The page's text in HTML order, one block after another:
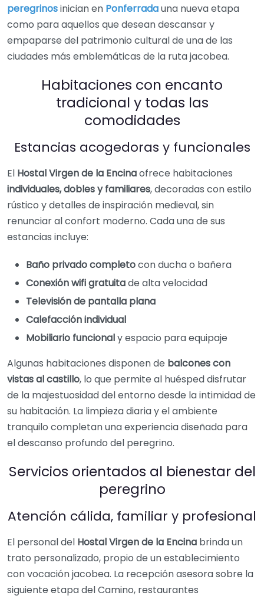
peregrinosinician en Ponferradauna nueva etapa
como para aquellos que desean descansar y
empaparse del patrimonio cultural de una de las
ciudades más emblemáticas de la ruta jacobea.
Habitaciones con encanto
tradicional y todas las
comodidades
Estancias acogedoras y funcionales
El Hostal Virgen de la Encinaofrece habitaciones
individuales, dobles y familiares, decoradas con estilo
rústico y detalles de inspiración medieval, sin
renunciar al confort moderno. Cada una de sus
estancias incluye:
Baño privado completocon ducha o bañera
Conexión wifi gratuitade alta velocidad
Televisión de pantalla plana
Calefacción individual
Mobiliario funcionaly espacio para equipaje
Algunas habitaciones disponen de balcones con
vistas al castillo, lo que permite al huésped disfrutar
de la majestuosidad del entorno desde la intimidad de
su habitación. La limpieza diaria y el ambiente
tranquilo completan una experiencia diseñada para
el descanso profundo del peregrino.
Servicios orientados al bienestar del
peregrino
Atención cálida, familiar y profesional
El personal del Hostal Virgen de la Encina brinda un
trato personalizado, propio de un establecimiento
con vocación jacobea. La recepción asesora sobre la
siguiente etapa del Camino, restaurantes